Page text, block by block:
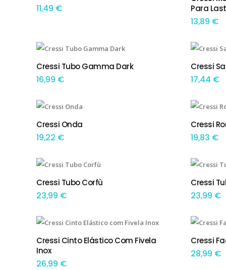
11,49 €
Para
13,89 €
ADICIONAR
Cressi Tubo Gamma Dark
16,99 €
Cressi
17,44 €
TEM OPÇÕES
Cressi Onda
19,22 €
TEM
Cressi
19,83 €
TEM OPÇÕES
Cressi Tubo Corfù
23,99 €
Cressi
23,99 €
ADICIONAR
Cressi Cinto Elástico Com Fivela
Inox
26,99 €
Cressi
28,99 €